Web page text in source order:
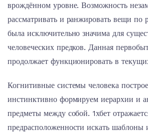
врождённом уровне. Возможность
рассматривать и ранжировать вещи по
была исключительно значима для
человеческих предков. Данная
продолжает функционировать в
Когнитивные системы человека
инстинктивно формируем иерархии и
предметы между собой. 1хбет
предрасположенности искать шаблоны